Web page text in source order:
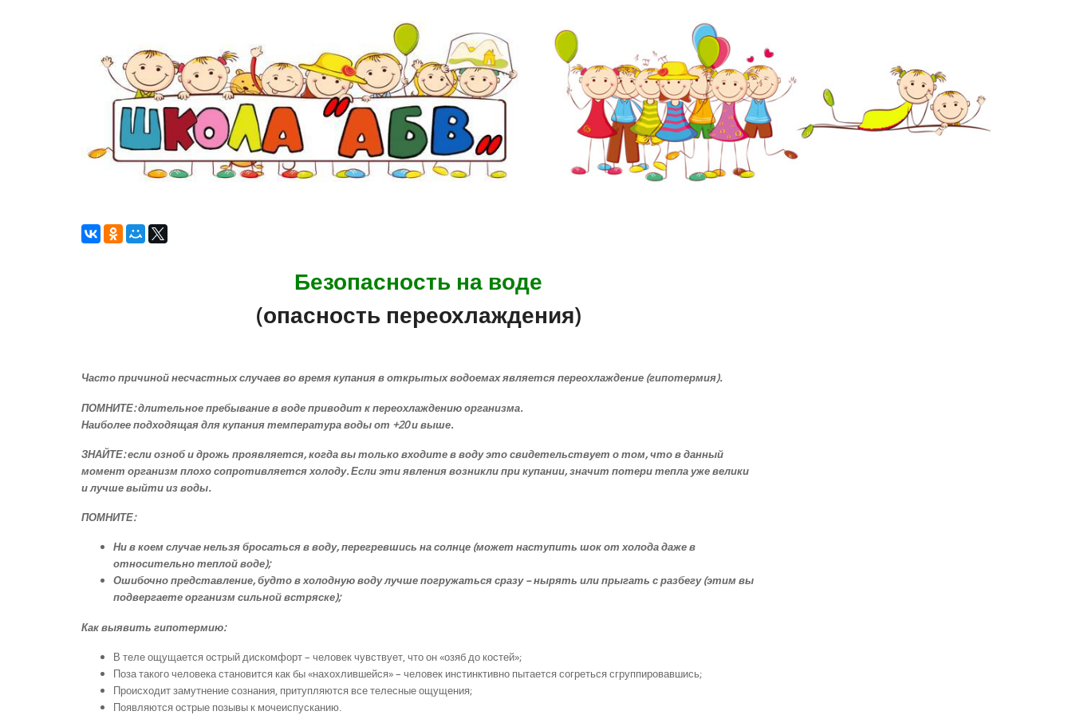
Безопасность на воде
(опасность переохлаждения)
Часто причиной несчастных случаев во время купания в открытых водоемах является переохлаждение (гипотермия).
ПОМНИТЕ: длительное пребывание в воде приводит к переохлаждению организма.
Наиболее подходящая для купания температура воды от +20 и выше.
ЗНАЙТЕ: если озноб и дрожь проявляется, когда вы только входите в воду это свидетельствует о том, что в данный
момент организм плохо сопротивляется холоду. Если эти явления возникли при купании, значит потери тепла уже велики
и лучше выйти из воды.
ПОМНИТЕ:
Ни в коем случае нельзя бросаться в воду, перегревшись на солнце (может наступить шок от холода даже в
относительно теплой воде);
Ошибочно представление, будто в холодную воду лучше погружаться сразу – нырять или прыгать с разбегу (этим вы
подвергаете организм сильной встряске);
Как выявить гипотермию:
В теле ощущается острый дискомфорт – человек чувствует, что он «озяб до костей»;
Поза такого человека становится как бы «нахохлившейся» – человек инстинктивно пытается согреться сгруппировавшись;
Происходит замутнение сознания, притупляются все телесные ощущения;
Появляются острые позывы к мочеиспусканию.